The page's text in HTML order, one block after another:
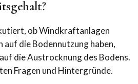
ob Windkraftanlagen
die Bodennutzung haben,
die Austrocknung des Bodens.
Fragen und Hintergründe.